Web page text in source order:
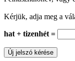
Kérjük, adja meg a
hat + tizenhét =